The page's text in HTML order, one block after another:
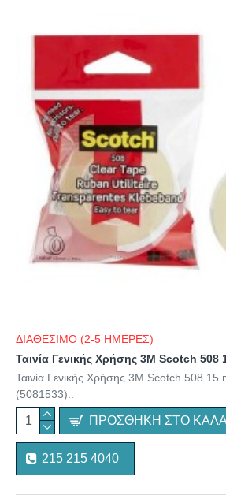
ΔΙΑΘΕΣΙΜΟ (2-5 ΗΜΕΡΕΣ)
Ταινία Γενικής Χρήσης 3M Scotch 508
(5081533)..
ΠΡΟΣΘΉΚΗ ΣΤΟ
215 215 4040